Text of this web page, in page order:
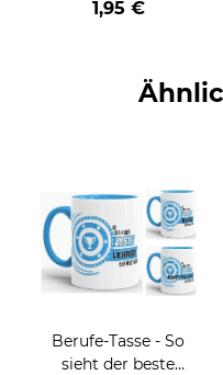
1,95 €
Berufe-Tasse - So
sieht der beste